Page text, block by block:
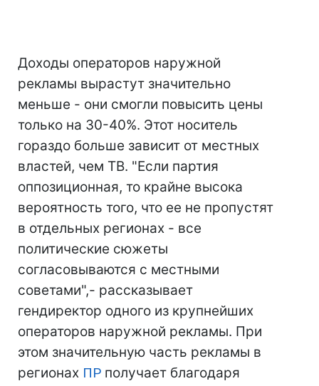
Доходы операторов наружной
рекламы вырастут значительно
меньше - они смогли повысить цены
только на 30-40%. Этот носитель
гораздо больше зависит от местных
властей, чем ТВ. "Если партия
оппозиционная, то крайне высока
вероятность того, что ее не пропустят
в отдельных регионах - все
политические сюжеты
согласовываются с местными
советами",- рассказывает
гендиректор одного из крупнейших
операторов наружной рекламы. При
этом значительную часть рекламы в
регионах ПР получает благодаря